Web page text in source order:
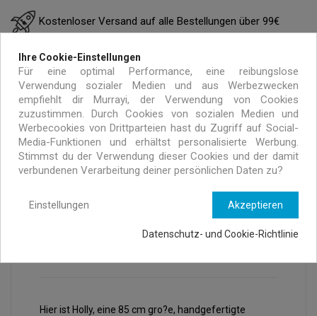
Kostenloser Versand auf alle Bestellungen über 99€
Handgemacht mit umweltfreundlichen Materialien
Exklusive Angebote nur für MURRAYI Abonnenten
Hier ist Holly, eine 85 cm gro?e, handgefertigte
Ihre Cookie-Einstellungen
Für eine optimal Performance, eine reibungslose
Verwendung sozialer Medien und aus Werbezwecken
empfiehlt dir Murrayi, der Verwendung von Cookies
zuzustimmen. Durch Cookies von sozialen Medien und
Werbecookies von Drittparteien hast du Zugriff auf Social-
Media-Funktionen und erhältst personalisierte Werbung.
Stimmst du der Verwendung dieser Cookies und der damit
verbundenen Verarbeitung deiner persönlichen Daten zu?
Akzeptieren
Einstellungen
Datenschutz- und Cookie-Richtlinie